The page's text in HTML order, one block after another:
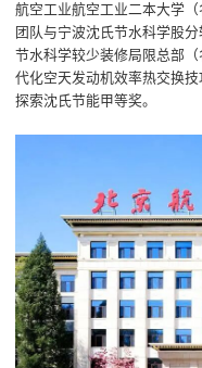
航空工业航空工业二本大学
团队与宁波沈氏节水科学股
节水科学较少装修局限总部（
代化空天发动机效率热交换
探索沈氏节能甲等奖。